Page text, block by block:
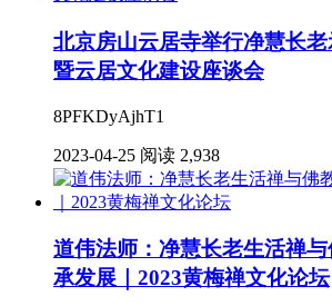
北京房山云居寺举行净慧长
暨云居文化建设座谈会
8PFKDyAjhT1
2023-04-25 阅读 2,938
道伟法师：净慧长老生活禅
承发展｜2023黄梅禅文化论坛